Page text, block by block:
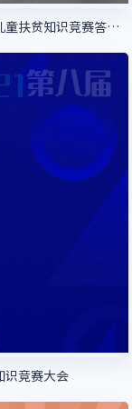
关注留守儿童扶贫知识竞赛答题活动
识竞赛大会